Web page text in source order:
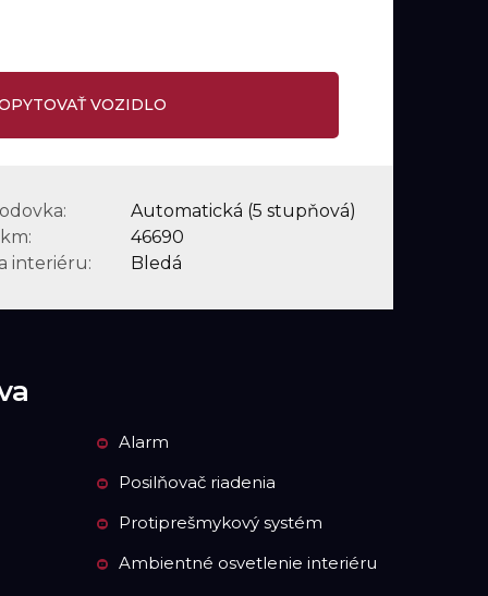
DOPYTOVAŤ VOZIDLO
Automatická (5 stupňová)
46690
interiéru:
Bledá
Alarm
Posilňovač riadenia
Protiprešmykový systém
Ambientné osvetlenie interiéru